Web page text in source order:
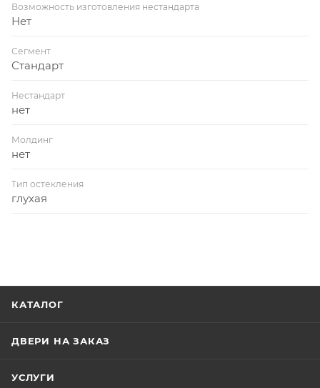
Возможность изготовления нестандарта
Нет
Сегмент
Стандарт
Нестандарт
нет
Молдинг
нет
Тип остекления
глухая
КАТАЛОГ
ДВЕРИ НА ЗАКАЗ
УСЛУГИ